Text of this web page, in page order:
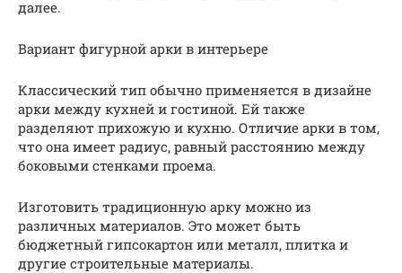
далее.
Вариант фигурной арки в интерьере
Классический тип обычно применяется в дизайне
арки между кухней и гостиной. Ей также
разделяют прихожую и кухню. Отличие арки в том,
что она имеет радиус, равный расстоянию между
боковыми стенками проема.
Изготовить традиционную арку можно из
различных материалов. Это может быть
бюджетный гипсокартон или металл, плитка и
другие строительные материалы.